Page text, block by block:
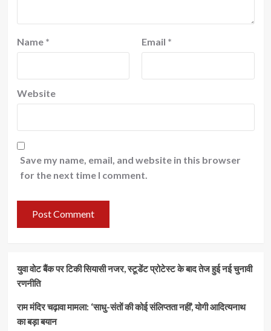
Name * Email *
Website
Save my name, email, and website in this browser
for the next time I comment.
युवा वोट बैंक पर टिकी सियासी नजर, स्टूडेंट प्रोटेस्ट के बाद तेज हुई नई चुनावी
रणनीति
राम मंदिर चढ़ावा मामला: ‘साधु-संतों की कोई संलिप्तता नहीं’, योगी आदित्यनाथ
का बड़ा बयान